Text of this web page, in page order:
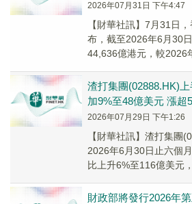
2026年07月31日 下午4:47
【財華社訊】7月31日
布，截至2026年6月30
44,636億港元，較2026
渣打集團(02888.HK)
加9%至48億美元 漲超
2026年07月29日 下午1:26
【財華社訊】渣打集團
2026年6月30日止六個
比上升6%至116億美元
財政部將發行2026年